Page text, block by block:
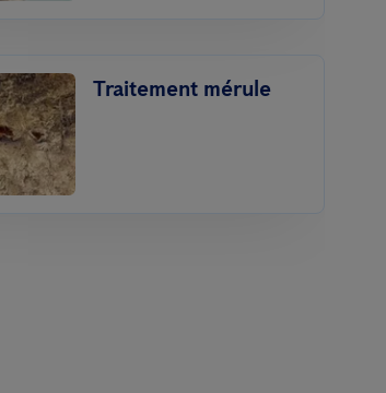
Traitement mérule